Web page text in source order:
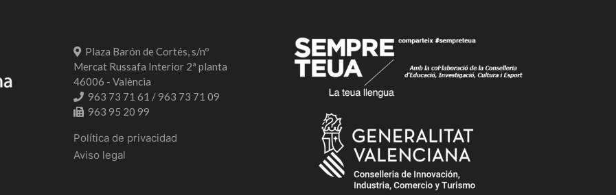
Plaza Barón de Cortés, s/nº
Mercat Russafa Interior 2ª planta
46006 - València
963 73 71 61 / 963 73 71 09
963 95 20 99
Política de privacidad
Aviso legal